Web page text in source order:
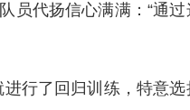
代扬信心满满：“通过
行了回归训练，特意选